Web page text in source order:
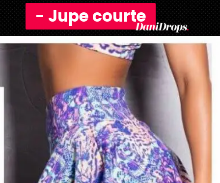
- Jupe courte
- Jupe courte